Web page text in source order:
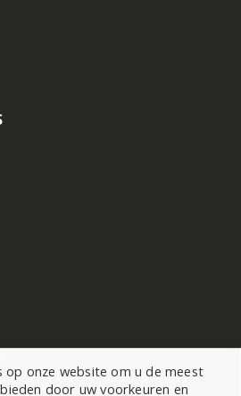
op onze website om u de meest
door uw voorkeuren en